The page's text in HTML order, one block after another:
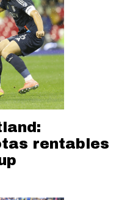
rentables